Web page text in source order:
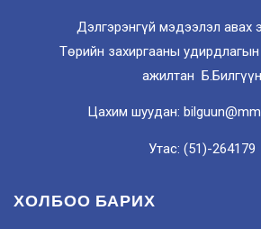
Дэлгэрэнгүй мэдээлэл авах
Төрийн захиргааны
ажилтан Б.Билгүүн
Цахим шуудан:
Утас: (51)-264179
ХОЛБОО БАРИХ